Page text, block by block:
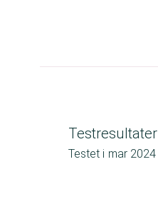
Testresultater
Testet i mar 2024